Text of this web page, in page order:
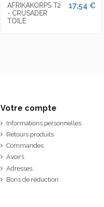
AFRIKAKORPS T2
- CRUSADER
TOILE
17,54 €
Votre compte
Informations personnelles
Retours produits
Commandes
Avoirs
Adresses
Bons de réduction